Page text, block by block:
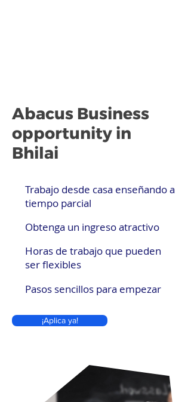
Abacus Business
opportunity in
Bhilai
Trabajo desde casa enseñando a
tiempo parcial
Obtenga un ingreso atractivo
Horas de trabajo que pueden
ser flexibles
Pasos sencillos para empezar
¡Aplica ya!